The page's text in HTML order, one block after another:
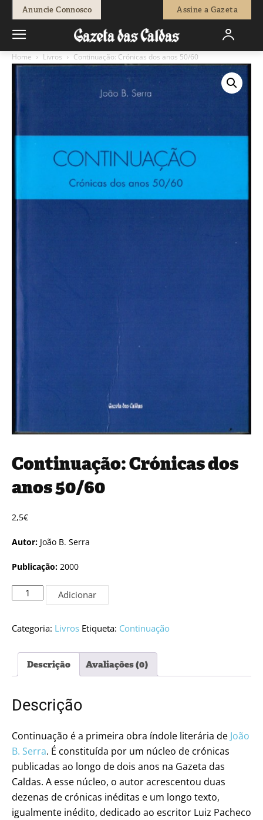
Anuncie Connosco Assine a Gazeta
Home Livros Continuação: Crónicas dos anos 50/60
Continuação: Crónicas dos
anos 50/60
2,5€
Autor: João B. Serra
Publicação: 2000
Quantidade
de
Crónicas
anos
50/60
Adicionar
Categoria: Livros Etiqueta: Continuação
Descrição Avaliações (0)
Descrição
Continuação é a primeira obra índole literária de João
B. Serra. É constituída por um núcleo de crónicas
publicadas ao longo de dois anos na Gazeta das
Caldas. A esse núcleo, o autor acrescentou duas
dezenas de crónicas inéditas e um longo texto,
igualmente inédito, dedicado ao escritor Luiz Pacheco